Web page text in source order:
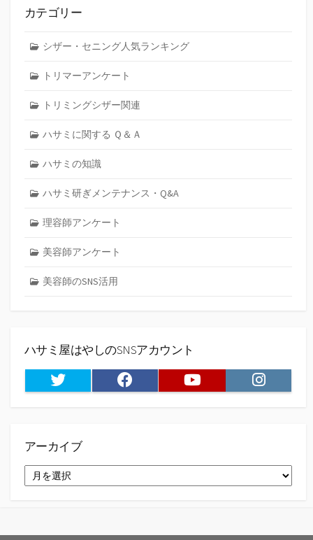
カテゴリー
シザー・セニング人気ランキング
トリマーアンケート
トリミングシザー関連
ハサミに関する Ｑ＆Ａ
ハサミの知識
ハサミ研ぎメンテナンス・Q&A
理容師アンケート
美容師アンケート
美容師のSNS活用
ハサミ屋はやしのSNSアカウント
Twitter Facebook Youtube Instagram
アーカイブ
ー